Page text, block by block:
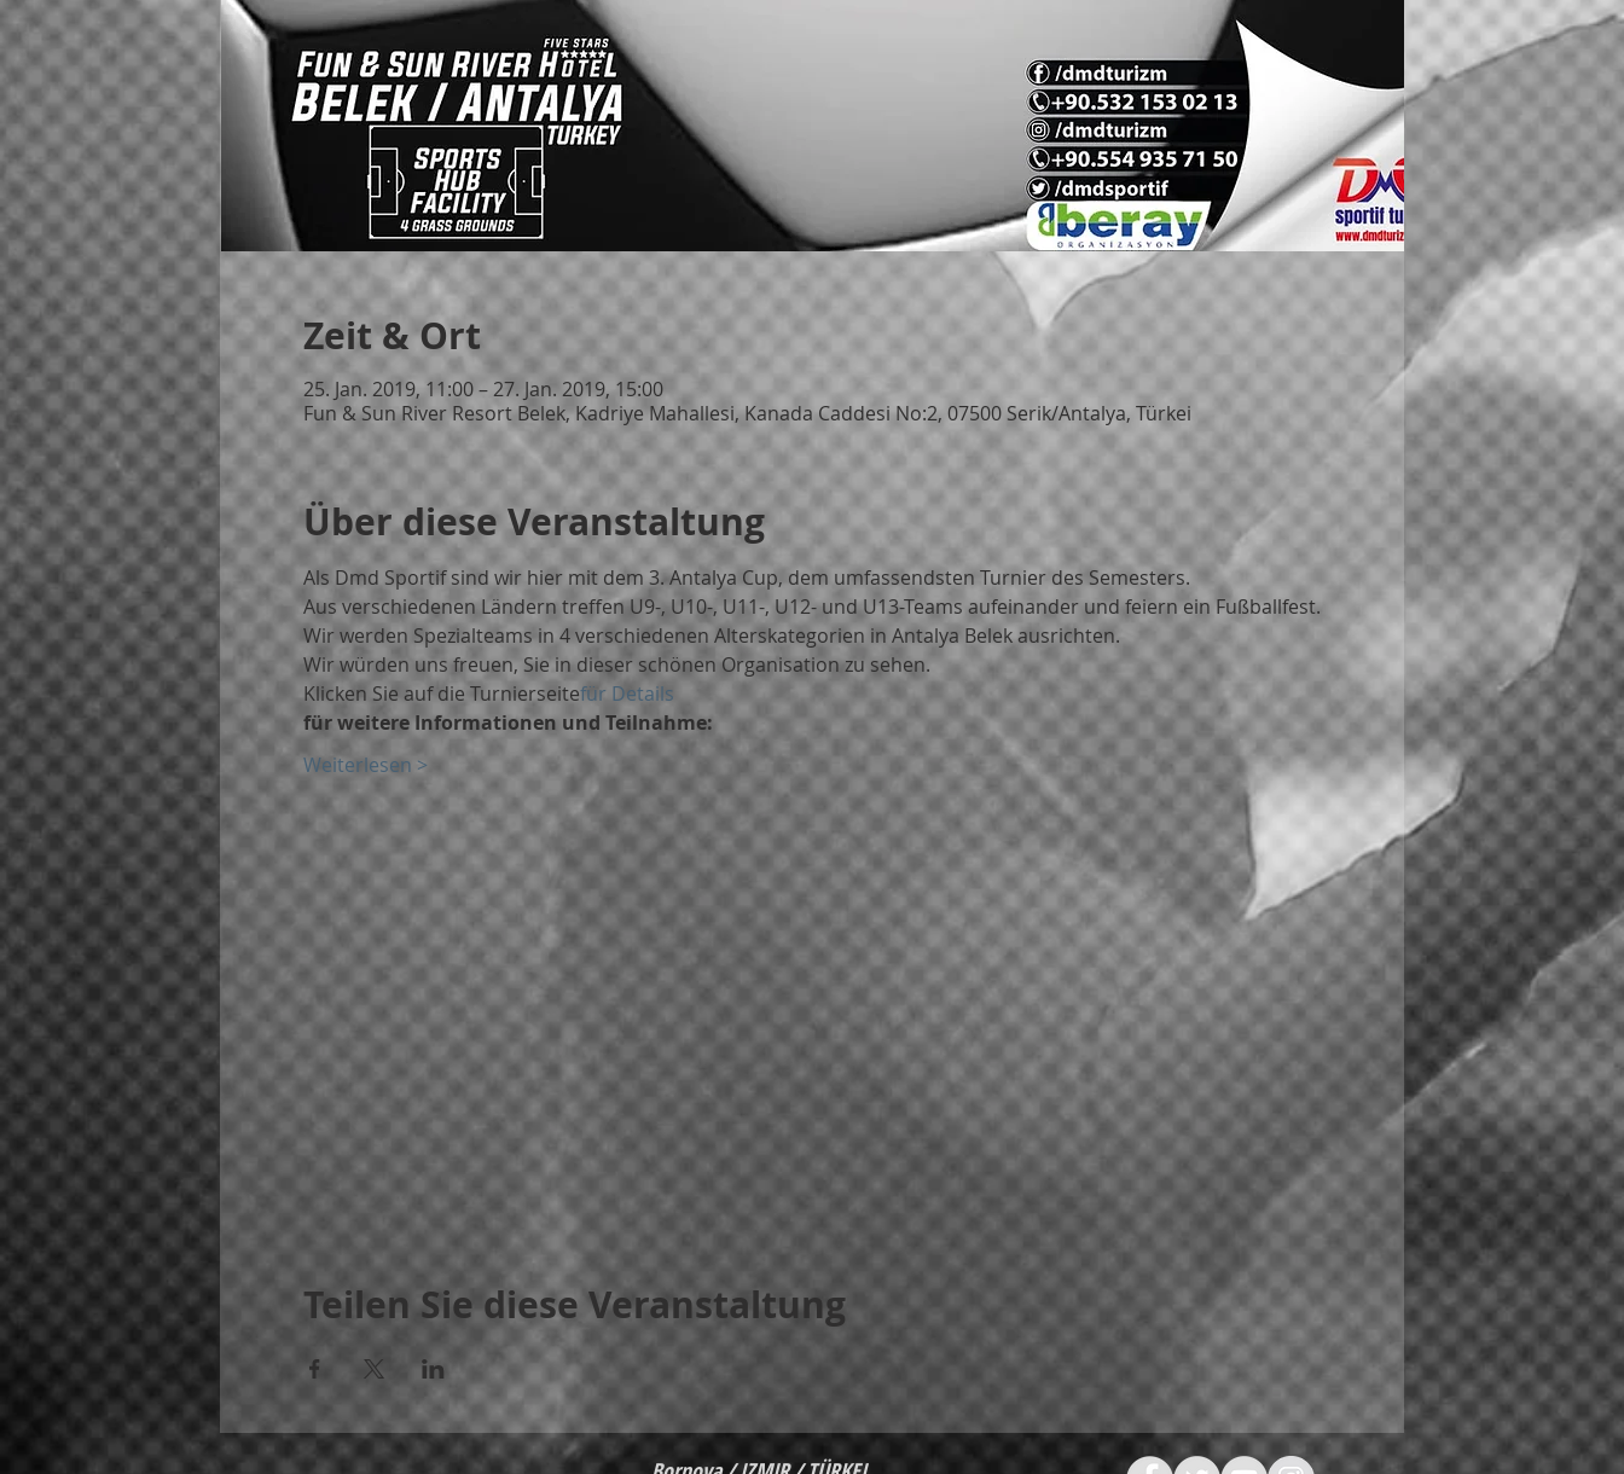
Zeit & Ort
25. Jan. 2019, 11:00 – 27. Jan. 2019, 15:00
Fun & Sun River Resort Belek, Kadriye Mahallesi, Kanada Caddesi No:2, 07500 Serik/Antalya, Türkei
Über diese Veranstaltung
Als Dmd Sportif sind wir hier mit dem 3. Antalya Cup, dem umfassendsten Turnier des Semesters.
Aus verschiedenen Ländern treffen U9-, U10-, U11-, U12- und U13-Teams aufeinander und feiern ein Fußballfest.
Wir werden Spezialteams in 4 verschiedenen Alterskategorien in Antalya Belek ausrichten.
Wir würden uns freuen, Sie in dieser schönen Organisation zu sehen.
Klicken Sie auf die Turnierseitefür Details
für weitere Informationen und Teilnahme:
Weiterlesen >
Teilen Sie diese Veranstaltung